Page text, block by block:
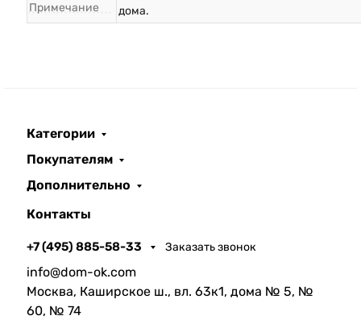
Примечание
дома.
Категории
Покупателям
Дополнительно
Контакты
+7 (495) 885-58-33 Заказать звонок
info@dom-ok.com
Москва, Каширское ш., вл. 63к1, дома № 5, №
60, № 74